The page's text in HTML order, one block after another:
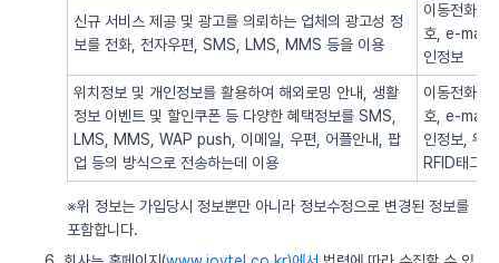
신규 서비스 제공 및 광고를 의뢰하는 업체의 광고성 정
보를 전화, 전자우편, SMS, LMS, MMS 등을 이용
이동전화번
호, e-mail,
인정보
위치정보 및 개인정보를 활용하여 해외로밍 안내, 생활
정보 이벤트 및 할인쿠폰 등 다양한 혜택정보를 SMS,
LMS, MMS, WAP push, 이메일, 우편, 어플안내, 팝
업 등의 방식으로 전송하는데 이용
이동전화번
호, e-mail,
인정보, 위
RFID태그
※위 정보는 가입당시 정보뿐만 아니라 정보수정으로 변경된 정보를
포함합니다.